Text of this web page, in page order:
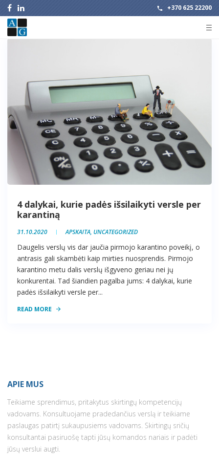
+370 625 22200
4 dalykai, kurie padės išsilaikyti versle per
karantiną
31.10.2020 APSKAITA, UNCATEGORIZED
Daugelis verslų vis dar jaučia pirmojo karantino poveikį, o
antrasis gali skambėti kaip mirties nuosprendis. Pirmojo
karantino metu dalis verslų išgyveno geriau nei jų
konkurentai. Tad šiandien pagalba jums: 4 dalykai, kurie
padės išsilaikyti versle per...
READ MORE
APIE MUS
Teikiame sprendimus, pritakytus skirtingų kompetencijų
vadovams. Konsultuojame pradedančius verslą ir teikiame
paslaugas patirtį sukaupusiems vadovams. Skirtingų sričių
konsultantai pasiruošę tapti jūsų komandos nariais ir padėti
jūsų verslui augti.